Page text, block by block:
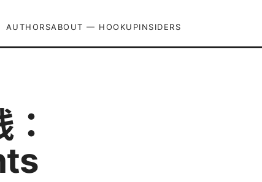
AUTHORSABOUT — HOOKUPINSIDERS